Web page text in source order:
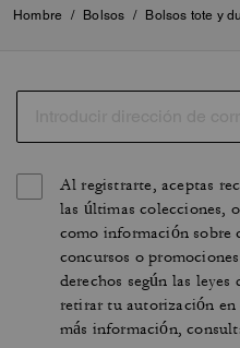
Hombre / Bolsos / Bolsos tote y
Al registrarte, aceptas
las últimas colecciones,
como información sobre
concursos o
derechos según las
retirar tu autorización
más información,